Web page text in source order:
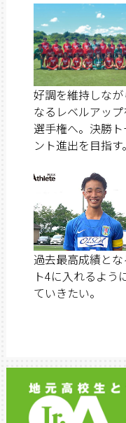
好調を維持しなが
なるレベルアップ
選手権へ。決勝ト
ント進出を目指す。
過去最高成績とな
ト4に入れるよう
ていきたい。